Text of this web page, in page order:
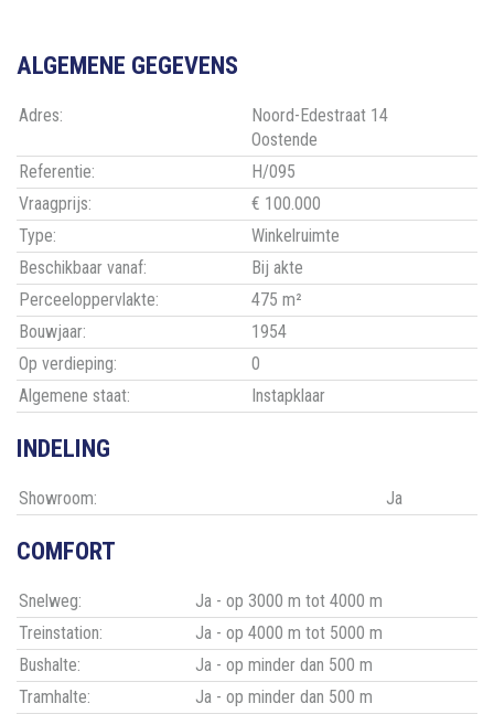
ALGEMENE GEGEVENS
Adres:
Noord-Edestraat 14
Oostende
Referentie:
H/095
Vraagprijs:
€ 100.000
Type:
Winkelruimte
Beschikbaar vanaf:
Bij akte
Perceeloppervlakte:
475 m²
Bouwjaar:
1954
Op verdieping:
0
Algemene staat:
Instapklaar
INDELING
Showroom: Ja
COMFORT
Snelweg:
Ja - op 3000 m tot 4000 m
Treinstation:
Ja - op 4000 m tot 5000 m
Bushalte:
Ja - op minder dan 500 m
Tramhalte:
Ja - op minder dan 500 m